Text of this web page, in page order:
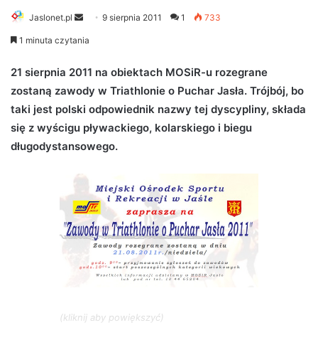
Jaslonet.pl
e
d
a
n
m
a
9 sierpnia 2011 1 733
1 minuta czytania
21 sierpnia 2011 na obiektach MOSiR-u rozegrane
zostaną zawody w Triathlonie o Puchar Jasła. Trójbój, bo
taki jest polski odpowiednik nazwy tej dyscypliny, składa
się z wyścigu pływackiego, kolarskiego i biegu
długodystansowego.
(kliknij aby powiększyć)